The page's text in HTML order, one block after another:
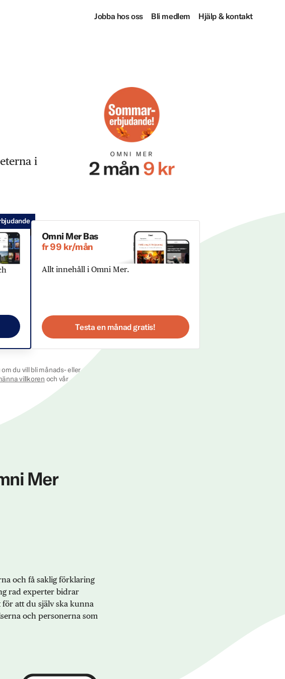
Jobba hos oss Bli medlem Hjälp & kontakt
i
Omni Mer Bas
fr 99 kr/mån
Allt innehåll i Omni Mer.
Testa en månad gratis!
du vill bli månads- eller
villkoren och vår
Mer
och få saklig förklaring
rad experter bidrar
att du själv ska kunna
och personerna som